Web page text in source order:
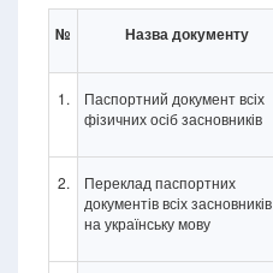
№ Назва документу
1.
Паспортний документ всіх
фізичних осіб засновників
2.
Переклад паспортних
документів всіх засновників
на українську мову